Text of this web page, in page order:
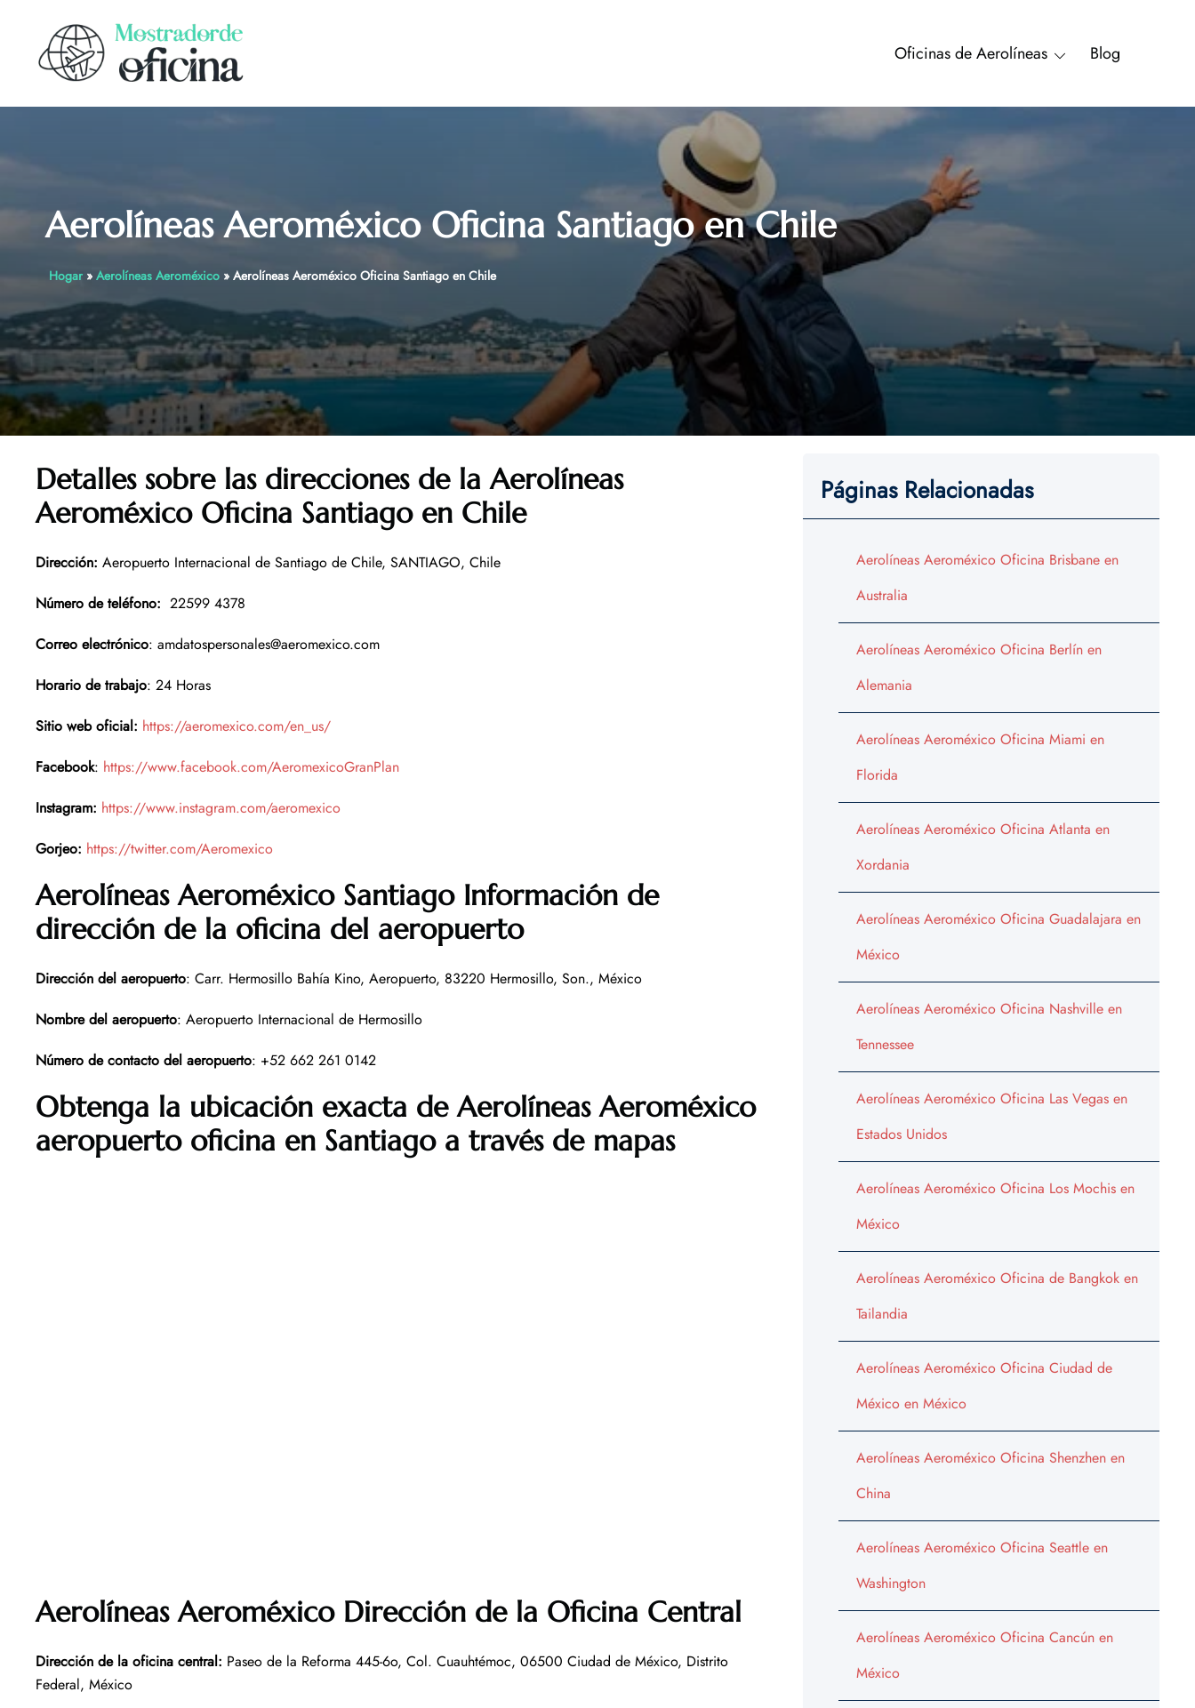
content
Oficinas de Aerolíneas Blog
Aerolíneas Aeroméxico Oficina Santiago en Chile
Hogar» Aerolíneas Aeroméxico» Aerolíneas Aeroméxico Oficina Santiago en Chile
Detalles sobre las direcciones de la Aerolíneas
Aeroméxico Oficina Santiago en Chile
Dirección: Aeropuerto Internacional de Santiago de Chile, SANTIAGO, Chile
Número de teléfono: 22599 4378
Correo electrónico: amdatospersonales@aeromexico.com
Horario de trabajo: 24 Horas
Sitio web oficial: https://aeromexico.com/en_us/
Facebook: https://www.facebook.com/AeromexicoGranPlan
Instagram: https://www.instagram.com/aeromexico
Gorjeo: https://twitter.com/Aeromexico
Aerolíneas Aeroméxico Santiago Información de
dirección de la oficina del aeropuerto
Dirección del aeropuerto: Carr. Hermosillo Bahía Kino, Aeropuerto, 83220 Hermosillo, Son., México
Nombre del aeropuerto: Aeropuerto Internacional de Hermosillo
Número de contacto del aeropuerto: +52 662 261 0142
Obtenga la ubicación exacta de Aerolíneas Aeroméxico
aeropuerto oficina en Santiago a través de mapas
Aerolíneas Aeroméxico Dirección de la Oficina Central
Dirección de la oficina central: Paseo de la Reforma 445-6o, Col. Cuauhtémoc, 06500 Ciudad de México, Distrito
Federal, México
Páginas Relacionadas
Aerolíneas Aeroméxico Oficina Brisbane en
Australia
Aerolíneas Aeroméxico Oficina Berlín en
Alemania
Aerolíneas Aeroméxico Oficina Miami en
Florida
Aerolíneas Aeroméxico Oficina Atlanta en
Xordania
Aerolíneas Aeroméxico Oficina Guadalajara en
México
Aerolíneas Aeroméxico Oficina Nashville en
Tennessee
Aerolíneas Aeroméxico Oficina Las Vegas en
Estados Unidos
Aerolíneas Aeroméxico Oficina Los Mochis en
México
Aerolíneas Aeroméxico Oficina de Bangkok en
Tailandia
Aerolíneas Aeroméxico Oficina Ciudad de
México en México
Aerolíneas Aeroméxico Oficina Shenzhen en
China
Aerolíneas Aeroméxico Oficina Seattle en
Washington
Aerolíneas Aeroméxico Oficina Cancún en
México